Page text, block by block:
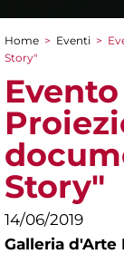
Tu sei qui
Home > Eventi >
Story"
Story"
14/06/2019
Galleria d'Arte